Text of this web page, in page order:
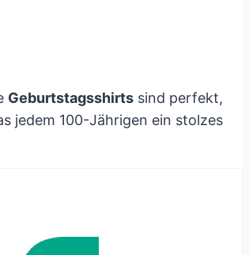
Geburtstagsshirts sind perfekt,
jedem 100-Jährigen ein stolzes